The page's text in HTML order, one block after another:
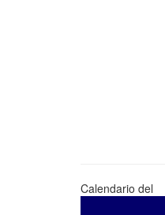
Calendario del